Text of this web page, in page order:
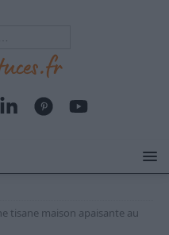
tisane maison apaisante au